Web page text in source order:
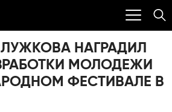
НАГРАДИЛ
МОЛОДЕЖИ
ФЕСТИВАЛЕ В